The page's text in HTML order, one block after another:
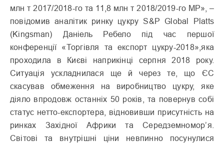
млн т 2017/2018-го та 11,8 млн т 2018/2019-го МР», –
повідомив аналітик ринку цукру S&P Global Platts
(Kingsman) Даніель Ребело під час першої
конференції «Торгівля та експорт цукру-2018»,яка
проходила в Києві наприкінці серпня 2018 року.
Ситуація ускладнилася ще й через те, що ЄС
скасував обмеження на виробництво цукру, яке
діяло впродовж останніх 50 років, та повернув собі
статус нетто-експортера, відновивши присутність на
ринках Західної Африки та Середземномор’я.
Світові та внутрішні ціни невпинно посунулися